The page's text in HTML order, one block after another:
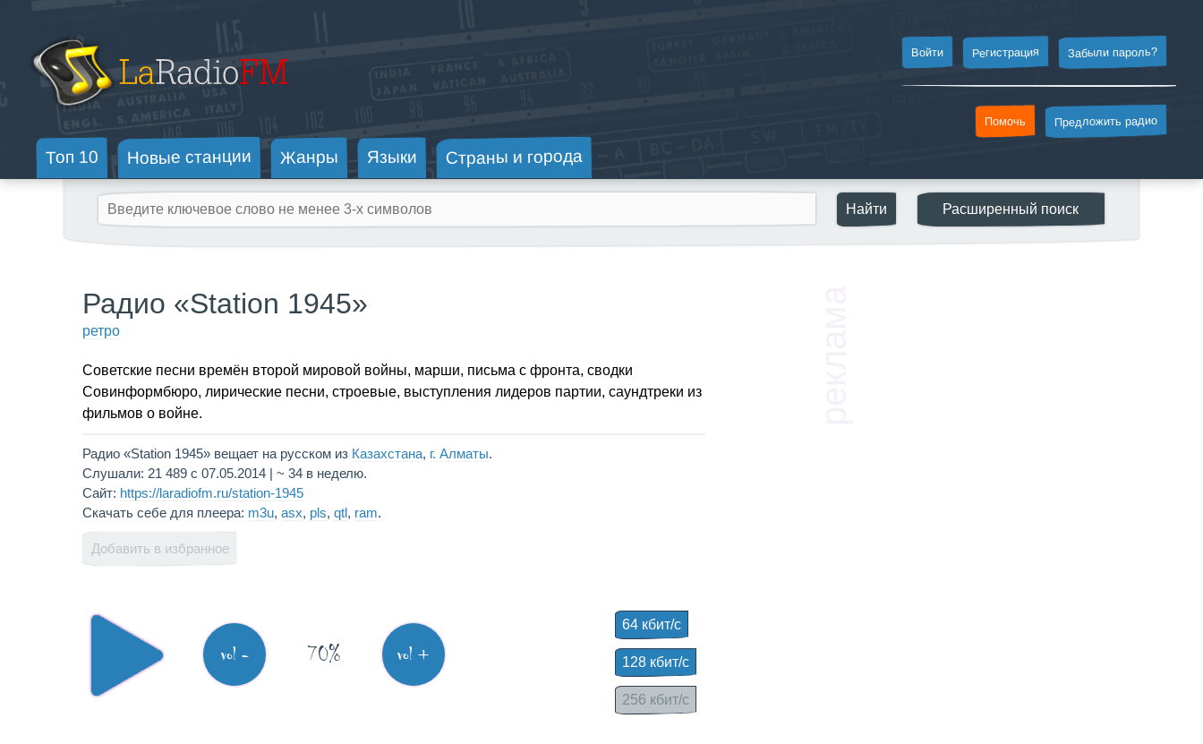
Забыли пароль?
Регистрация
Войти
Предложить радио
Помочь
Топ 10 Новые станции Жанры Языки Страны и города
Радио «Station 1945»
ретро
Советские песни времён второй мировой войны, марши, письма с фронта, сводки
Совинформбюро, лирические песни, строевые, выступления лидеров партии, саундтреки из
фильмов о войне.
Радио «Station 1945» вещает на русском из Казахстана, г. Алматы.
Слушали: 21 489 с 07.05.2014 | ~ 34 в неделю.
Сайт: https://laradiofm.ru/station-1945
Скачать себе для плеера: m3u, asx, pls, qtl, ram.
Добавить в избранное
vol - 70% vol +
64 кбит/с
128 кбит/с
256 кбит/с